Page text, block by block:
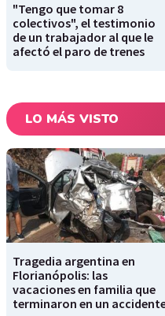
"Tengo que tomar 8
colectivos", el testimonio
de un trabajador al que le
afectó el paro de trenes
LO MÁS VISTO
Tragedia argentina en
Florianópolis: las
vacaciones en familia que
terminaron en un